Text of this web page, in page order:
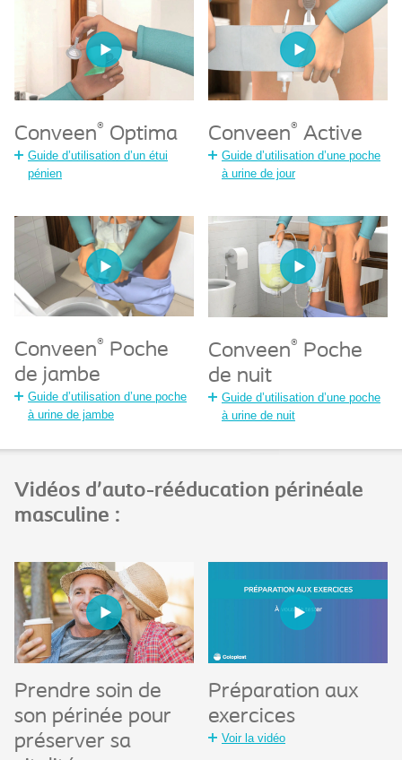
Conveen® Optima
Guide d’utilisation d’un étui
pénien
Conveen® Active
Guide d’utilisation d’une poche
à urine de jour
Conveen® Poche
de jambe
Guide d’utilisation d’une poche
à urine de jambe
Conveen® Poche
de nuit
Guide d’utilisation d’une poche
à urine de nuit
Vidéos d'auto-rééducation périnéale
masculine :
Prendre soin de
son périnée pour
préserver sa
Préparation aux
exercices
Voir la vidéo